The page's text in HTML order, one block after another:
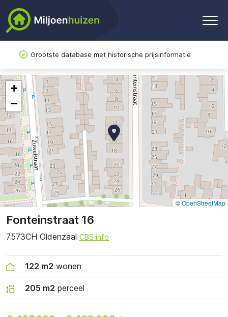
Grootste database met historische prijsinformatie
Fonteinstraat 16
7573CH Oldenzaal CBS info
122 m2 wonen
205 m2 perceel
+
−
©OpenStreetMap